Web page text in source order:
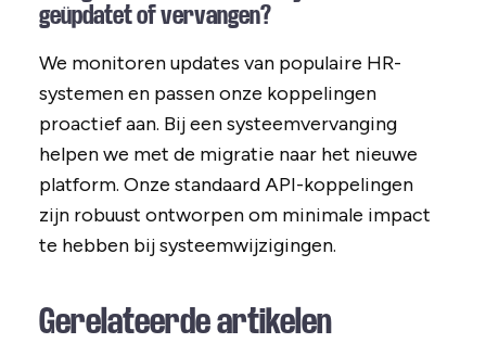
geüpdatet of vervangen?
We monitoren updates van populaire HR-
systemen en passen onze koppelingen
proactief aan. Bij een systeemvervanging
helpen we met de migratie naar het nieuwe
platform. Onze standaard API-koppelingen
zijn robuust ontworpen om minimale impact
te hebben bij systeemwijzigingen.
Gerelateerde artikelen